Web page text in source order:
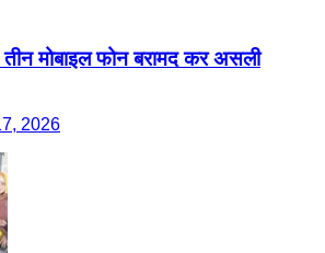
मोबाइल फोन बरामद कर असली
2026